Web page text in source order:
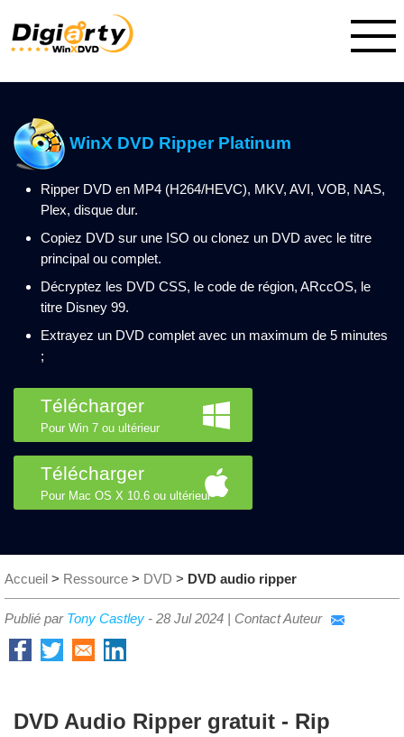
WinX DVD Ripper Platinum
Ripper DVD en MP4 (H264/HEVC), MKV, AVI, VOB, NAS,
Plex, disque dur.
Copiez DVD sur une ISO ou clonez un DVD avec le titre
principal ou complet.
Décryptez les DVD CSS, le code de région, ARccOS, le
titre Disney 99.
Extrayez un DVD complet avec un maximum de 5 minutes
;
Télécharger
Pour Win 7 ou ultérieur
Télécharger
Pour Mac OS X 10.6 ou ultérieur
Accueil > Ressource > DVD > DVD audio ripper
Publié par Tony Castley - 28 Jul 2024 | Contact Auteur
DVD Audio Ripper gratuit - Rip